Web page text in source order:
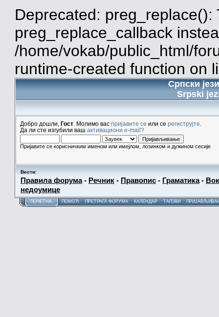
Deprecated:
preg_replace_callback
/home/vokab/public_html/
runtime-created function on
Српски
Srpski
Добро дошли, Гост . Молимо вас пријавите се или се региструјте
Да ли сте изгубили ваш активациони e-mail?
Пријавите се корисничким именом или имејлом, лозинком и дужином сесије
Вести:
Правила форума- Речник - Правопис - Граматика-
недоумице
ПОЧЕТНА ПОМОЋ ПРЕТРАГА ФОРУМА КАЛЕНДАР ТАГОВИ